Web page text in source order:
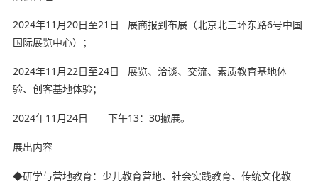
2024年11月20日至21日 展商报到布展（北京北三环东路6号中国
国际展览中心）；
2024年11月22日至24日 展览、洽谈、交流、素质教育基地体
验、创客基地体验；
2024年11月24日 下午13：30撤展。
展出内容
◆研学与营地教育：少儿教育营地、社会实践教育、传统文化教